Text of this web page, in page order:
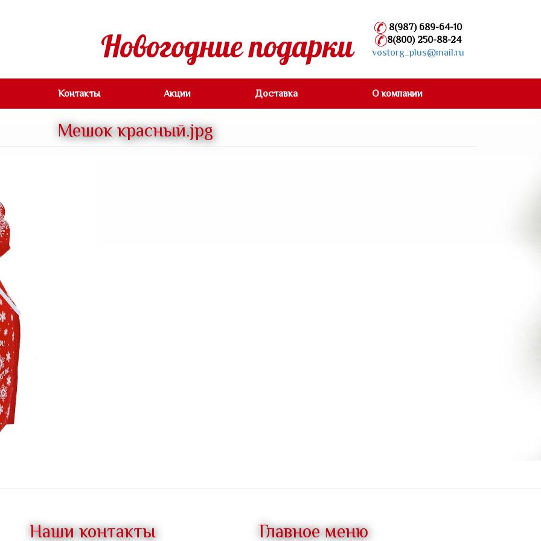
8(987) 689-64-10
8(800) 250-88-24
vostorg_plus@mail.ru
Новогодние подарки
Контакты Акции Доставка О компании
Мешок красный.jpg
Наши контакты Главное меню